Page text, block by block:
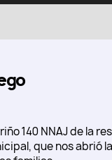
140 NNAJ de
que nos